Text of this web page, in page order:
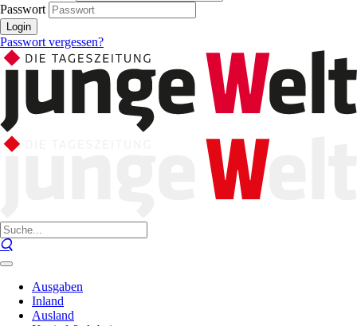
Passwort
Login
Passwort vergessen?
Ausgaben
Inland
Ausland